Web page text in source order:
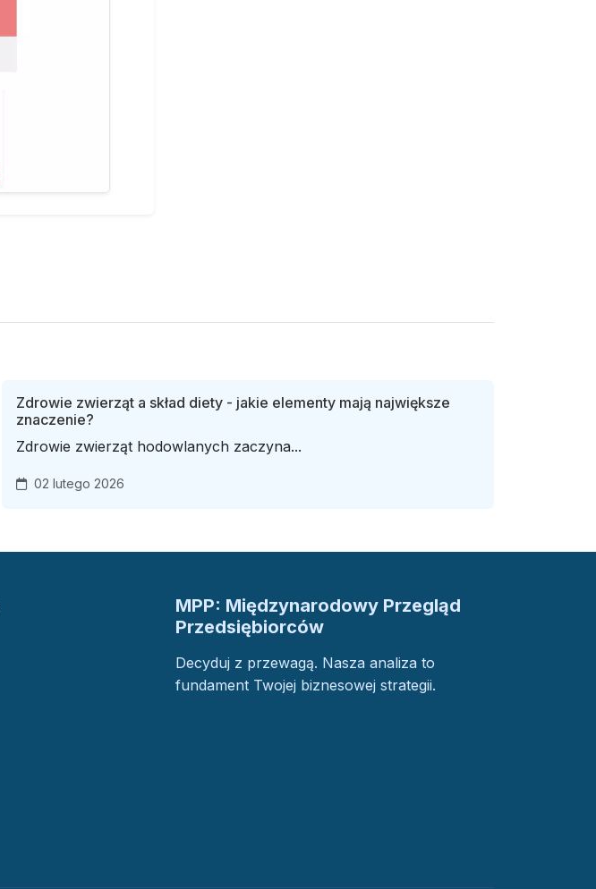
Zdrowie zwierząt a skład diety - jakie elementy mają największe
znaczenie?
Zdrowie zwierząt hodowlanych zaczyna...
02 lutego 2026
MPP: Międzynarodowy Przegląd
Przedsiębiorców
Decyduj z przewagą. Nasza analiza to
fundament Twojej biznesowej strategii.